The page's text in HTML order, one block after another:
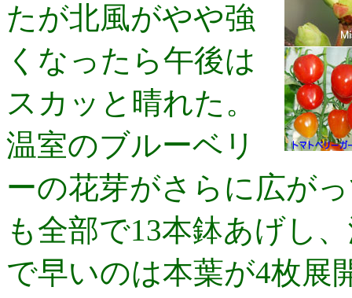
たが北風がやや強
くなったら午後は
スカッと晴れた。
温室のブルーベリ
ーの花芽がさらに広が
も全部で13本鉢あげし
で早いのは本葉が4枚展